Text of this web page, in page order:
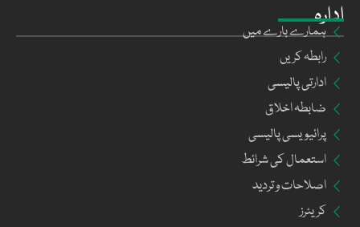
ادارہ
ہمارے بارے میں
رابطہ کریں
ادارتی پالیسی
ضابطہ اخلاق
پرائیویسی پالیسی
استعمال کی شرائط
اصلاحات و تردید
کریئرز